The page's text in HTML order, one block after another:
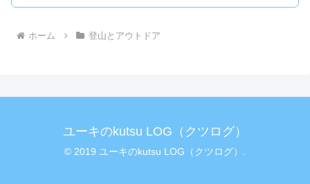
ホーム 登山とアウトドア
ユーキのkutsu LOG（クツログ）
© 2019 ユーキのkutsu LOG（クツログ）.